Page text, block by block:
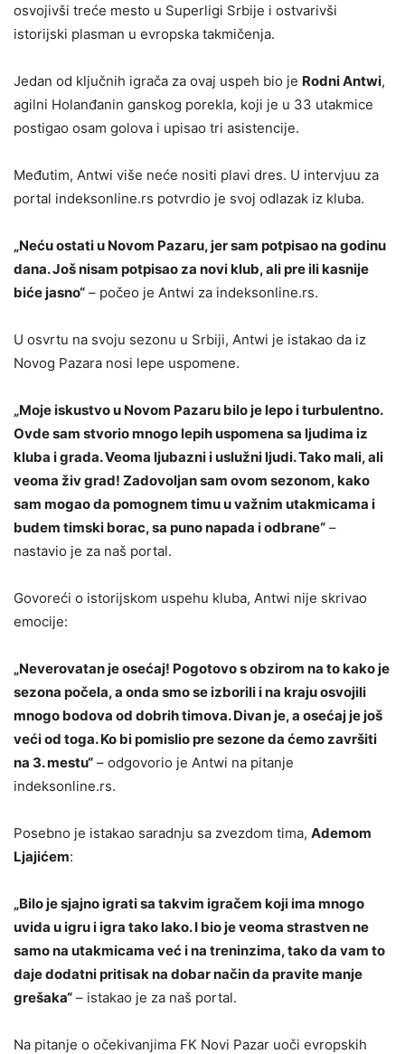
osvojivši treće mesto u Superligi Srbije i ostvarivši
istorijski plasman u evropska takmičenja.
Jedan od ključnih igrača za ovaj uspeh bio je Rodni Antwi,
agilni Holanđanin ganskog porekla, koji je u 33 utakmice
postigao osam golova i upisao tri asistencije.
Međutim, Antwi više neće nositi plavi dres. U intervjuu za
portal indeksonline.rs potvrdio je svoj odlazak iz kluba.
„Neću ostati u Novom Pazaru, jer sam potpisao na godinu
dana. Još nisam potpisao za novi klub, ali pre ili kasnije
biće jasno“ – počeo je Antwi za indeksonline.rs.
U osvrtu na svoju sezonu u Srbiji, Antwi je istakao da iz
Novog Pazara nosi lepe uspomene.
„Moje iskustvo u Novom Pazaru bilo je lepo i turbulentno.
Ovde sam stvorio mnogo lepih uspomena sa ljudima iz
kluba i grada. Veoma ljubazni i uslužni ljudi. Tako mali, ali
veoma živ grad! Zadovoljan sam ovom sezonom, kako
sam mogao da pomognem timu u važnim utakmicama i
budem timski borac, sa puno napada i odbrane“ –
nastavio je za naš portal.
Govoreći o istorijskom uspehu kluba, Antwi nije skrivao
emocije:
„Neverovatan je osećaj! Pogotovo s obzirom na to kako je
sezona počela, a onda smo se izborili i na kraju osvojili
mnogo bodova od dobrih timova. Divan je, a osećaj je još
veći od toga. Ko bi pomislio pre sezone da ćemo završiti
na 3. mestu“ – odgovorio je Antwi na pitanje
indeksonline.rs.
Posebno je istakao saradnju sa zvezdom tima, Ademom
Ljajićem:
„Bilo je sjajno igrati sa takvim igračem koji ima mnogo
uvida u igru i igra tako lako. I bio je veoma strastven ne
samo na utakmicama već i na treninzima, tako da vam to
daje dodatni pritisak na dobar način da pravite manje
grešaka“ – istakao je za naš portal.
Na pitanje o očekivanjima FK Novi Pazar uoči evropskih